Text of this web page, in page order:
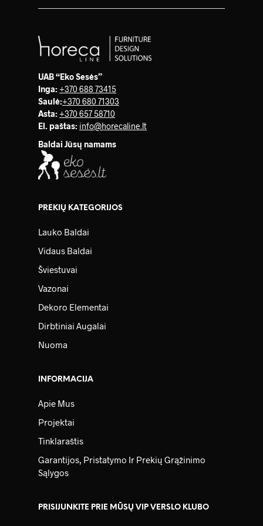
UAB “Eko Sesės”
Inga: +370 688 73415
Saulė:+370 680 71303
Asta: +370 657 58710
El. paštas: info@horecaline.lt
Baldai Jūsų namams
PREKIŲ KATEGORIJOS
Lauko Baldai
Vidaus Baldai
Šviestuvai
Vazonai
Dekoro Elementai
Dirbtiniai Augalai
Nuoma
INFORMACIJA
Apie Mus
Projektai
Tinklaraštis
Garantijos, Pristatymo Ir Prekių Grąžinimo
Sąlygos
PRISIJUNKITE PRIE MŪSŲ VIP VERSLO KLUBO